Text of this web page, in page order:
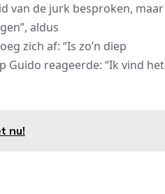
van de jurk besproken, maar
aldus
zich af: “Is zo’n diep
Guido reageerde: “Ik vind het
nu!